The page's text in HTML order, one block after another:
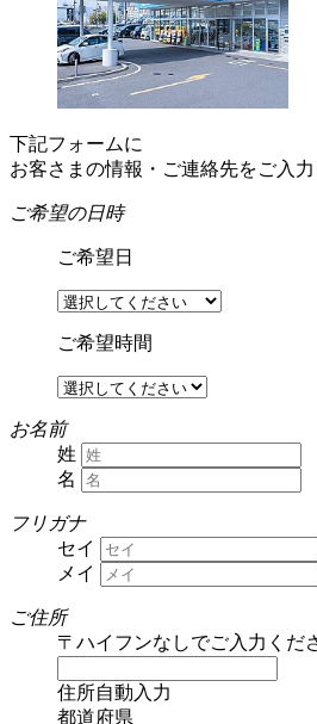
下記フォームに
お客さまの情報・ご連絡先をご入力
ご希望の日時
ご希望日
ご希望時間
お名前
姓
名
フリガナ
セイ
メイ
ご住所
〒 ハイフンなしでご入力くだ
住所自動入力
都道府県